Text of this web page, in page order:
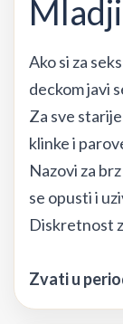
Ako si za
deckom javi
Za sve
klinke i
Nazovi za
se opusti i
Diskretnost
Zvati u